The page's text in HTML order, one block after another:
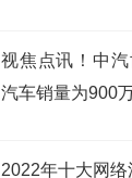
视焦点讯！中
汽车销量为900
2022年十大网